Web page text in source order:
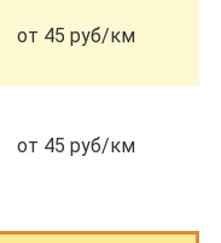
от 45 руб/км
от 45 руб/км